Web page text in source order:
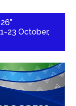
23 October,